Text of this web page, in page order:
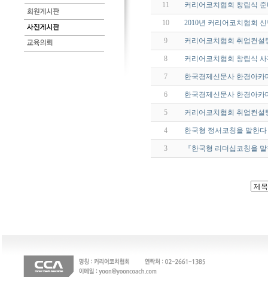
11 커리어코치협회 창립식
10 2010년 커리어코치협회
9 커리어코치협회 취업컨설
8 커리어코치협회 창립식
7 한국경제신문사 한경아
6 한국경제신문사 한경아
5 커리어코치협회 취업컨설
4 한국형 정서코칭을 말한
3 『한국형 리더십코칭을